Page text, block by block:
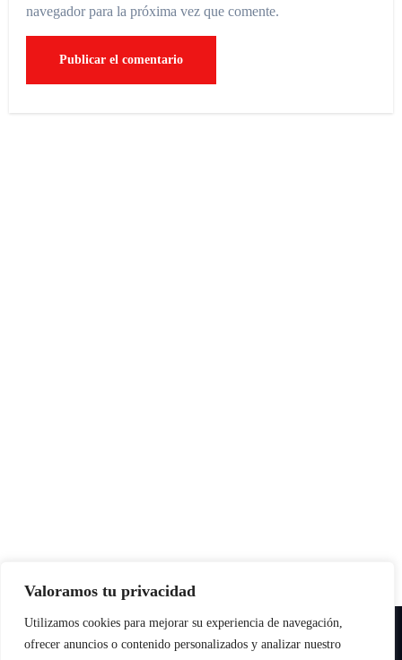
Valoramos tu privacidad
Utilizamos cookies para mejorar su experiencia de navegación,
ofrecer anuncios o contenido personalizados y analizar nuestro
navegador para la próxima vez que comente.
Copyright © All rights reserved|Paper NewsporThemeansar